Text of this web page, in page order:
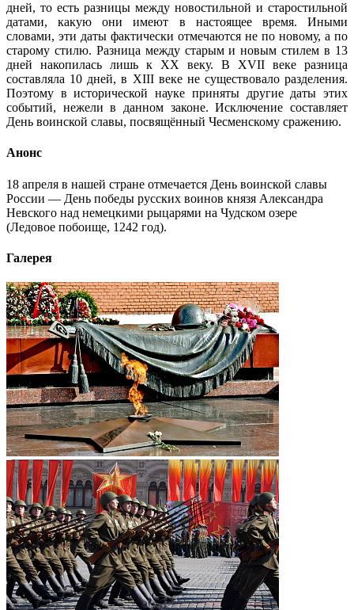
дней, то есть разницы между новостильной и старостильной
датами, какую они имеют в настоящее время. Иными
словами, эти даты фактически отмечаются не по новому, а по
старому стилю. Разница между старым и новым стилем в 13
дней накопилась лишь к XX веку. В XVII веке разница
составляла 10 дней, в XIII веке не существовало разделения.
Поэтому в исторической науке приняты другие даты этих
событий, нежели в данном законе. Исключение составляет
День воинской славы, посвящённый Чесменскому сражению.
Анонс
18 апреля в нашей стране отмечается День воинской славы
России — День победы русских воинов князя Александра
Невского над немецкими рыцарями на Чудском озере
(Ледовое побоище, 1242 год).
Галерея